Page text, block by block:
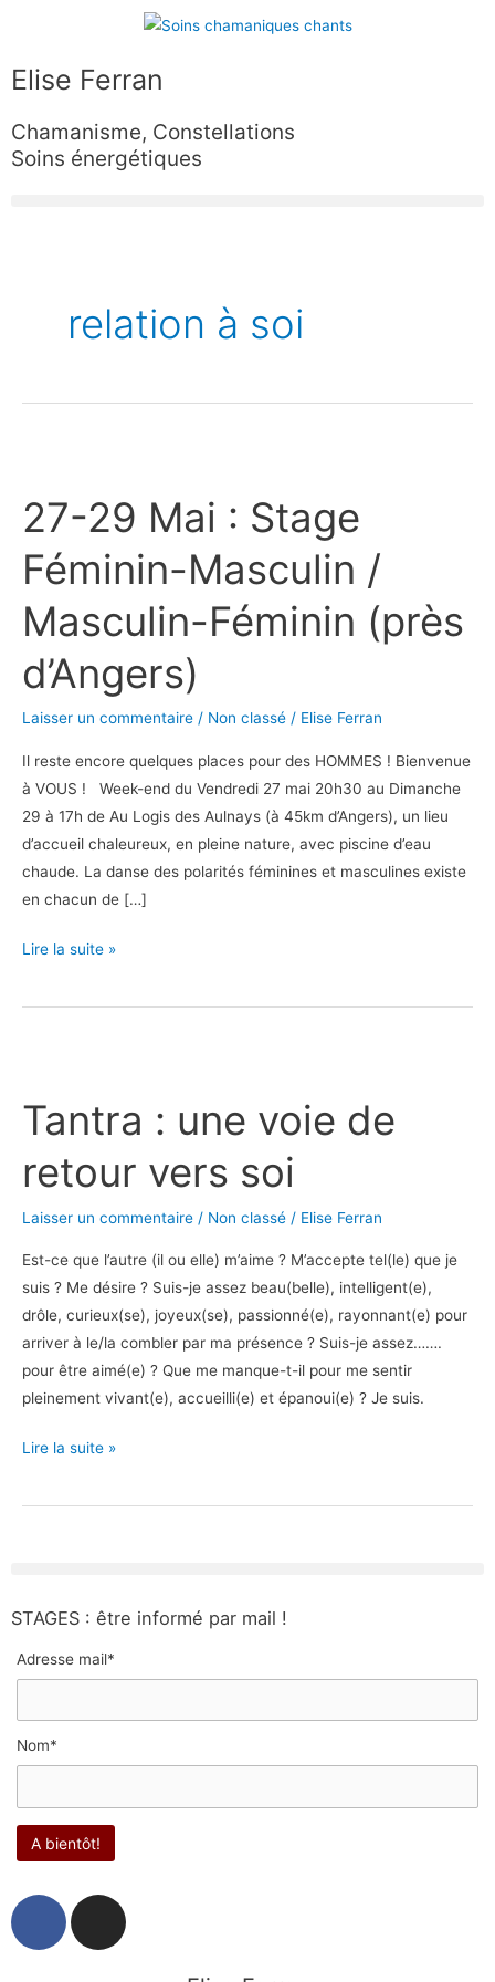
contenu
Elise Ferran
Chamanisme, Constellations
Soins énergétiques
relation à soi
27-29 Mai : Stage
Féminin-Masculin /
Masculin-Féminin (près
d’Angers)
Laisser un commentaire / Non classé / Elise Ferran
Il reste encore quelques places pour des HOMMES ! Bienvenue
à VOUS ! Week-end du Vendredi 27 mai 20h30 au Dimanche
29 à 17h de Au Logis des Aulnays (à 45km d’Angers), un lieu
d’accueil chaleureux, en pleine nature, avec piscine d’eau
chaude. La danse des polarités féminines et masculines existe
en chacun de […]
Mai
:
Stage
Masculin
Masculin-
(près
d’Angers)
Lire la suite »
Tantra : une voie de
retour vers soi
Laisser un commentaire / Non classé / Elise Ferran
Est-ce que l’autre (il ou elle) m’aime ? M’accepte tel(le) que je
suis ? Me désire ? Suis-je assez beau(belle), intelligent(e),
drôle, curieux(se), joyeux(se), passionné(e), rayonnant(e) pour
arriver à le/la combler par ma présence ? Suis-je assez…….
pour être aimé(e) ? Que me manque-t-il pour me sentir
pleinement vivant(e), accueilli(e) et épanoui(e) ? Je suis.
une
voie
de
vers
soi
Lire la suite »
STAGES : être informé par mail !
Adresse mail*
Nom*
F
I